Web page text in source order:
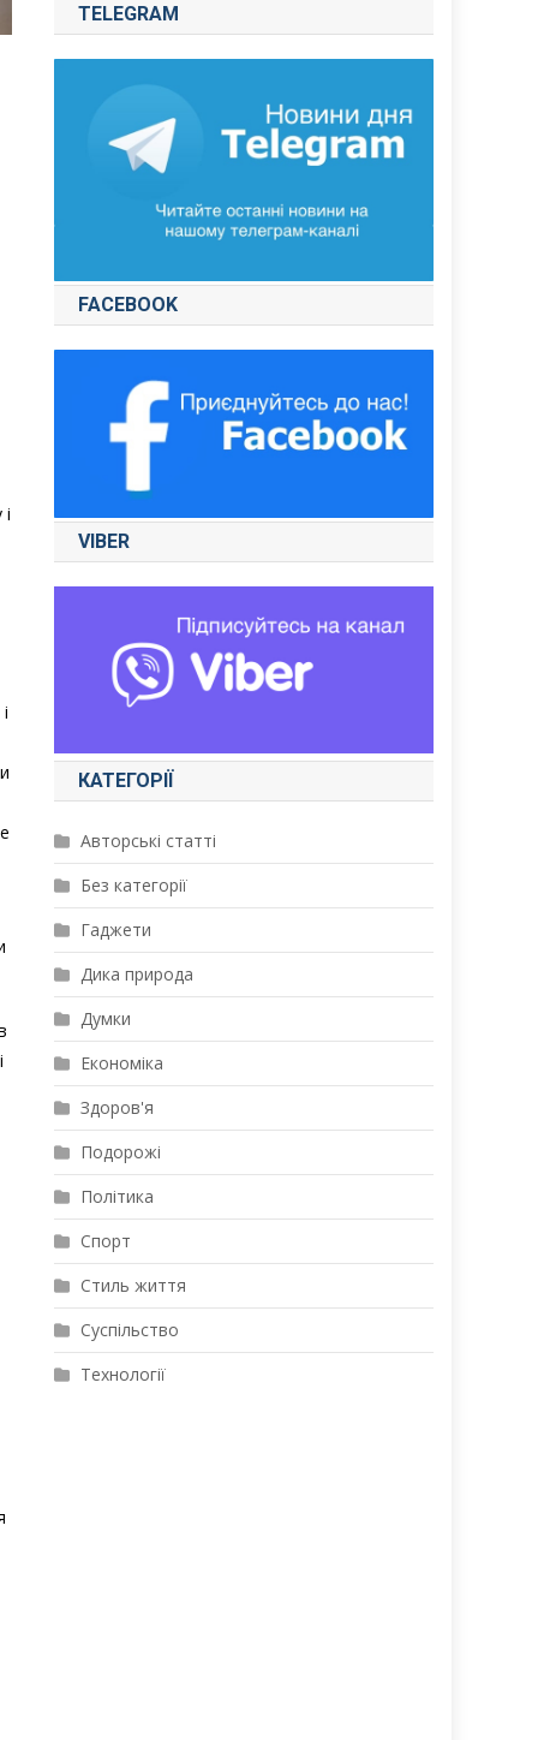
TELEGRAM
FACEBOOK
VIBER
КАТЕГОРІЇ
Авторські статті
Без категорії
Гаджети
Дика природа
Думки
Економіка
Здоров'я
Подорожі
Політика
Спорт
Стиль життя
Суспільство
Технології